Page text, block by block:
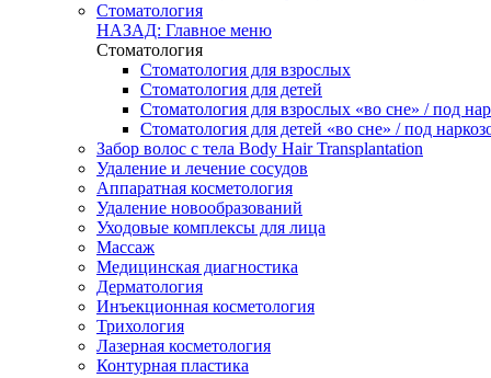
Стоматология
НАЗАД: Главное меню
Стоматология
Стоматология для взрослых
Стоматология для детей
Стоматология для взрослых «во сне» / под
Стоматология для детей «во сне» / под
Забор волос с тела Body Hair Transplantation
Удаление и лечение сосудов
Аппаратная косметология
Удаление новообразований
Уходовые комплексы для лица
Массаж
Медицинская диагностика
Дерматология
Инъекционная косметология
Трихология
Лазерная косметология
Контурная пластика